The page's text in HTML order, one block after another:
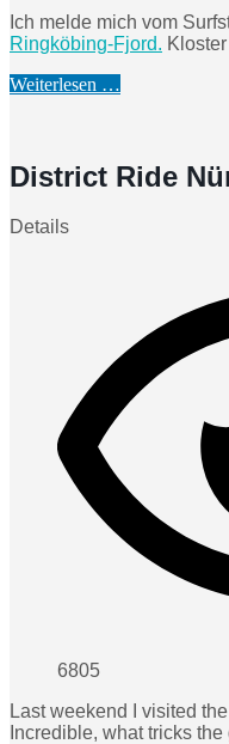
Ich melde mich vom
Ringköbing-Fjord.
Weiterlesen …
District Ride
Details
6805
Last weekend I visited
Incredible, what tricks